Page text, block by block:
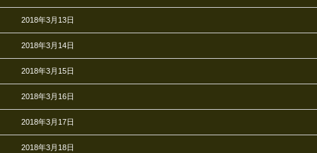
2018年3月13日
2018年3月14日
2018年3月15日
2018年3月16日
2018年3月17日
2018年3月18日